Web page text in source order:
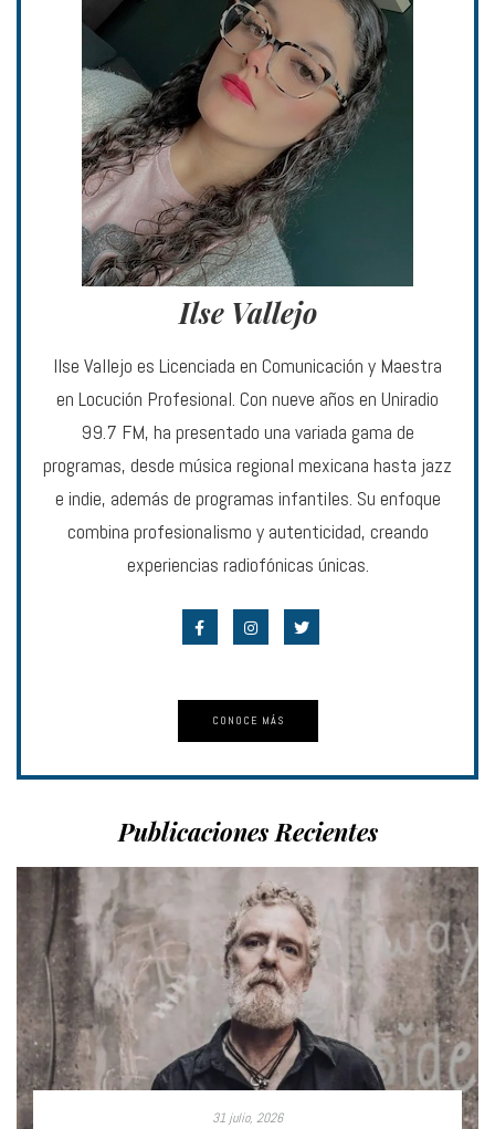
Ilse Vallejo
Ilse Vallejo es Licenciada en Comunicación y Maestra
en Locución Profesional. Con nueve años en Uniradio
99.7 FM, ha presentado una variada gama de
programas, desde música regional mexicana hasta jazz
e indie, además de programas infantiles. Su enfoque
combina profesionalismo y autenticidad, creando
experiencias radiofónicas únicas.
CONOCE MÁS
Publicaciones Recientes
31 julio, 2026